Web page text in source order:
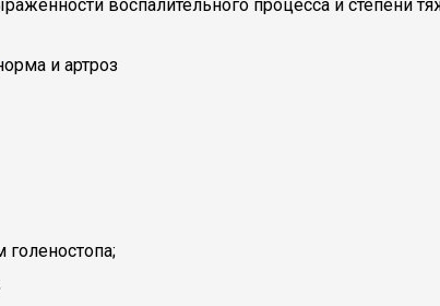
воспалительного процесса и степени
голеностопа;